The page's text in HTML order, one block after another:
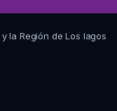
la Región de Los lagos